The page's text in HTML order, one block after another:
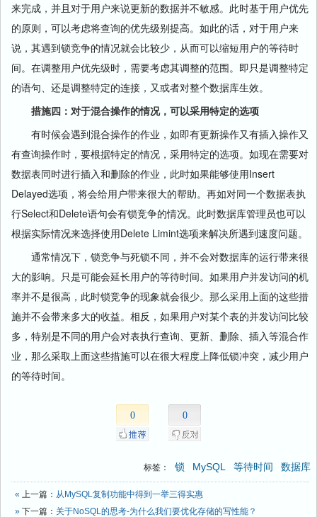
来完成，并且对于用户来说更新的数据并不敏感。此时基于用户优先
的原则，可以考虑将查询的优先级别提高。如此的话，对于用户来
说，其遇到锁竞争的情况就会比较少，从而可以缩短用户的等待时
间。在调整用户优先级时，需要考虑其调整的范围。即只是调整特定
的语句、还是调整特定的连接，又或者对整个数据库生效。
措施四：对于混合操作的情况，可以采用特定的选项
有时候会遇到混合操作的作业，如即有更新操作又有插入操作又
有查询操作时，要根据特定的情况，采用特定的选项。如现在需要对
数据表同时进行插入和删除的作业，此时如果能够使用Insert
Delayed选项，将会给用户带来很大的帮助。再如对同一个数据表执
行Select和Delete语句会有锁竞争的情况。此时数据库管理员也可以
根据实际情况来选择使用Delete Limint选项来解决所遇到速度问题。
通常情况下，锁竞争与死锁不同，并不会对数据库的运行带来很
大的影响。只是可能会延长用户的等待时间。如果用户并发访问的机
率并不是很高，此时锁竞争的现象就会很少。那么采用上面的这些措
施并不会带来多大的收益。相反，如果用户对某个表的并发访问比较
多，特别是不同的用户会对表执行查询、更新、删除、插入等混合作
业，那么采取上面这些措施可以在很大程度上降低锁冲突，减少用户
的等待时间。
0 0
标签： 锁 MySQL 等待时间 数据库
« 上一篇： 从MySQL复制功能中得到一举三得实惠
» 下一篇： 关于NoSQL的思考-为什么我们要优化存储的写性能？